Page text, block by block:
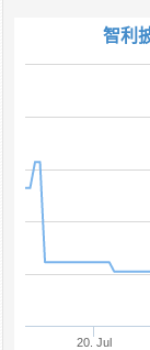
智利
20. Jul